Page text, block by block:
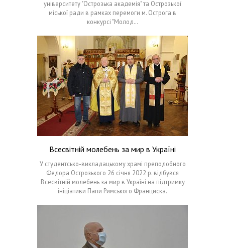
університету "Острозька академія" та Острозької
міської ради в рамках перемоги м. Острога в
конкурсі "Молод…
Всесвітній молебень за мир в Україні
У студентсько-викладацькому храмі преподобного
Федора Острозького 26 січня 2022 р. відбувся
Всесвітній молебень за мир в Україні на підтримку
ініціативи Папи Римського Франциска.